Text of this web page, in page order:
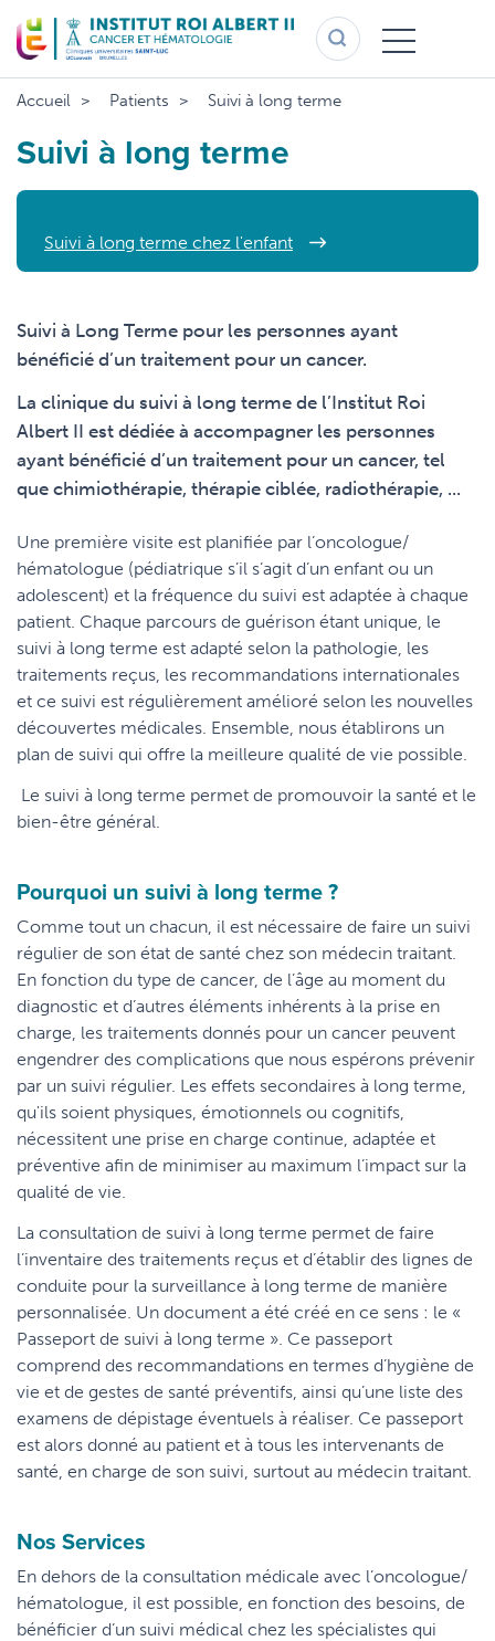
au
contenu
principal
Accueil Patients Suivi à long terme
Suivi à long terme
Suivi à long terme chez l'enfant
Suivi à Long Terme pour les personnes ayant
bénéficié d’un traitement pour un cancer.
La clinique du suivi à long terme de l’Institut Roi
Albert II est dédiée à accompagner les personnes
ayant bénéficié d’un traitement pour un cancer, tel
que chimiothérapie, thérapie ciblée, radiothérapie, ...
Une première visite est planifiée par l’oncologue/
hématologue (pédiatrique s’il s’agit d’un enfant ou un
adolescent) et la fréquence du suivi est adaptée à chaque
patient. Chaque parcours de guérison étant unique, le
suivi à long terme est adapté selon la pathologie, les
traitements reçus, les recommandations internationales
et ce suivi est régulièrement amélioré selon les nouvelles
découvertes médicales. Ensemble, nous établirons un
plan de suivi qui offre la meilleure qualité de vie possible.
Le suivi à long terme permet de promouvoir la santé et le
bien-être général.
Pourquoi un suivi à long terme ?
Comme tout un chacun, il est nécessaire de faire un suivi
régulier de son état de santé chez son médecin traitant.
En fonction du type de cancer, de l’âge au moment du
diagnostic et d’autres éléments inhérents à la prise en
charge, les traitements donnés pour un cancer peuvent
engendrer des complications que nous espérons prévenir
par un suivi régulier. Les effets secondaires à long terme,
qu'ils soient physiques, émotionnels ou cognitifs,
nécessitent une prise en charge continue, adaptée et
préventive afin de minimiser au maximum l’impact sur la
qualité de vie.
La consultation de suivi à long terme permet de faire
l’inventaire des traitements reçus et d’établir des lignes de
conduite pour la surveillance à long terme de manière
personnalisée. Un document a été créé en ce sens : le «
Passeport de suivi à long terme ». Ce passeport
comprend des recommandations en termes d’hygiène de
vie et de gestes de santé préventifs, ainsi qu’une liste des
examens de dépistage éventuels à réaliser. Ce passeport
est alors donné au patient et à tous les intervenants de
santé, en charge de son suivi, surtout au médecin traitant.
Nos Services
En dehors de la consultation médicale avec l’oncologue/
hématologue, il est possible, en fonction des besoins, de
bénéficier d’un suivi médical chez les spécialistes qui